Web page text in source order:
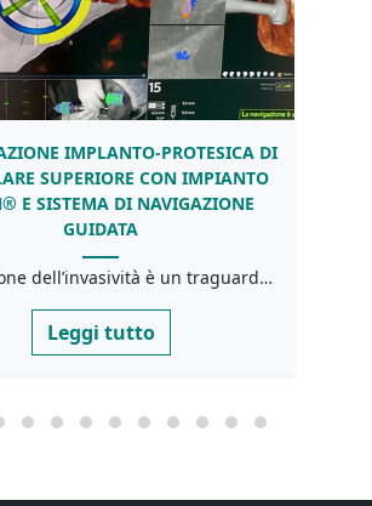
IMPLANTO-PROTESICA DI
SUPERIORE CON IMPIANTO
E SISTEMA DI NAVIGAZIONE
GUIDATA
La riduzione dell’invasività è un traguardo importante anche nella moderna implantologia dove spesso tecniche chirurgiche […]
Leggi tutto